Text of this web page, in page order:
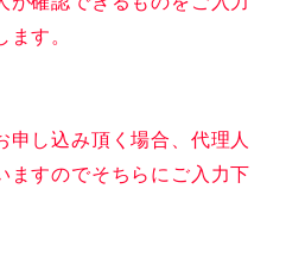
す。
申し込み頂く場合、代理人
ますのでそちらにご入力下